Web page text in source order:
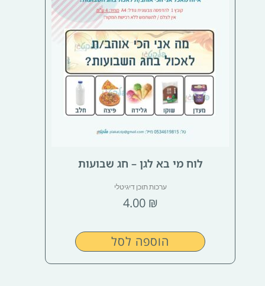
לוח מי בא לגן – חג שבועות
ערכות תוכן דיגיטלי
4.00 ₪
הוספה לסל